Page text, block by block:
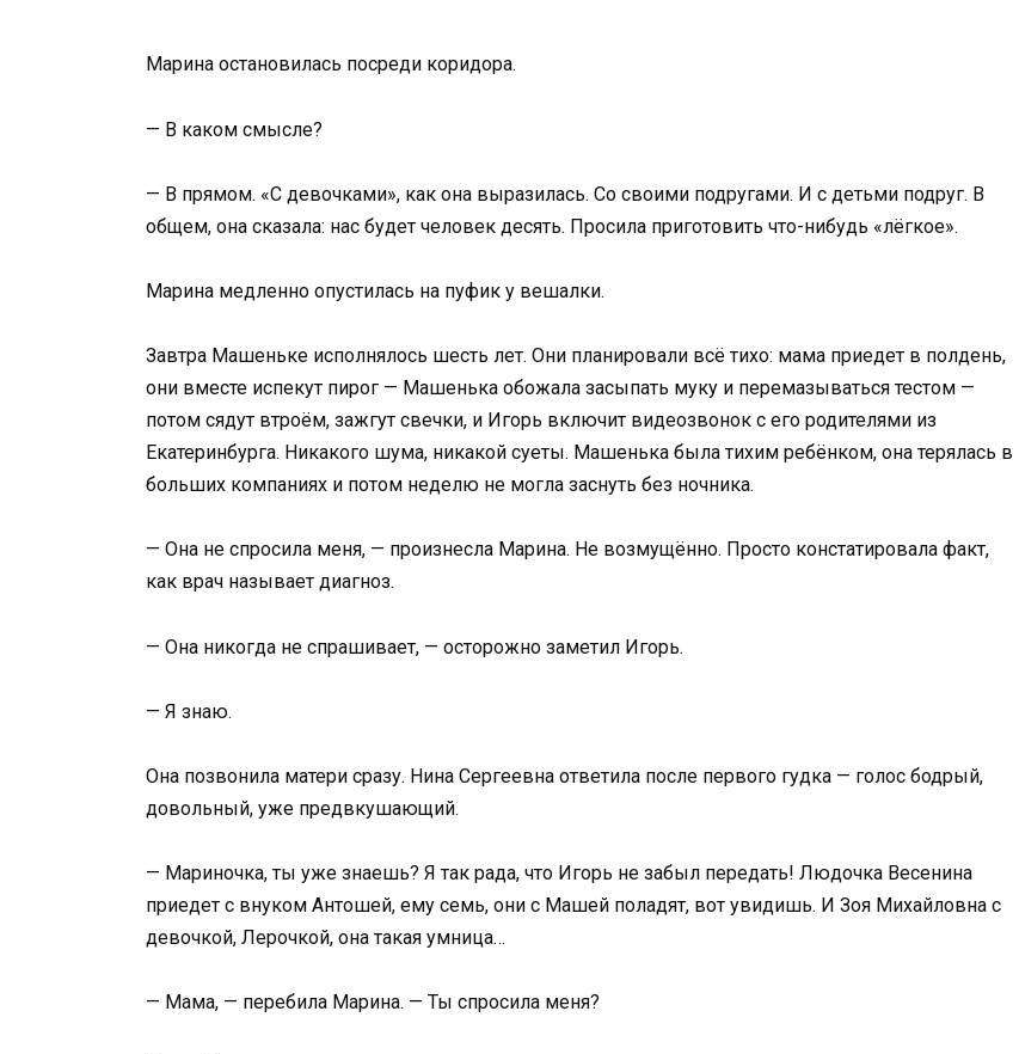
Марина остановилась посреди коридора.
— В каком смысле?
— В прямом. «С девочками», как она выразилась. Со своими подругами. И с детьми подруг. В
общем, она сказала: нас будет человек десять. Просила приготовить что-нибудь «лёгкое».
Марина медленно опустилась на пуфик у вешалки.
Завтра Машеньке исполнялось шесть лет. Они планировали всё тихо: мама приедет в полдень,
они вместе испекут пирог — Машенька обожала засыпать муку и перемазываться тестом —
потом сядут втроём, зажгут свечки, и Игорь включит видеозвонок с его родителями из
Екатеринбурга. Никакого шума, никакой суеты. Машенька была тихим ребёнком, она терялась в
больших компаниях и потом неделю не могла заснуть без ночника.
— Она не спросила меня, — произнесла Марина. Не возмущённо. Просто констатировала факт,
как врач называет диагноз.
— Она никогда не спрашивает, — осторожно заметил Игорь.
— Я знаю.
Она позвонила матери сразу. Нина Сергеевна ответила после первого гудка — голос бодрый,
довольный, уже предвкушающий.
— Мариночка, ты уже знаешь? Я так рада, что Игорь не забыл передать! Людочка Весенина
приедет с внуком Антошей, ему семь, они с Машей поладят, вот увидишь. И Зоя Михайловна с
девочкой, Лерочкой, она такая умница…
— Мама, — перебила Марина. — Ты спросила меня?